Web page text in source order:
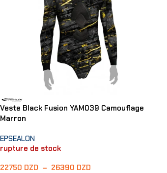
Veste Black Fusion YAM039 Camouflage
Marron
EPSEALON
rupture de stock
22750 DZD – 26390 DZD